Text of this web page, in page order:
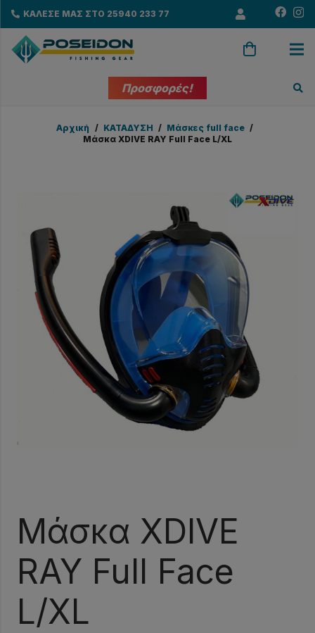
ΚΑΛΕΣΕ ΜΑΣ ΣΤΟ 25940 233 77
Προσφορές!
Αρχική / ΚΑΤΑΔΥΣΗ / Μάσκες full face /
Μάσκα XDIVE RAY Full Face L/XL
Μάσκα XDIVE
RAY Full Face
L/XL